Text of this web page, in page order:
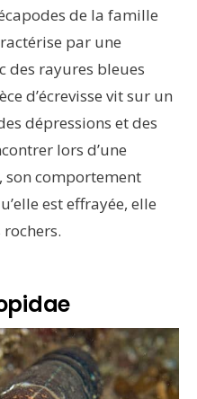
de la famille
par une
des rayures bleues
d’écrevisse vit sur un
dépressions et des
lors d’une
son comportement
est effrayée, elle